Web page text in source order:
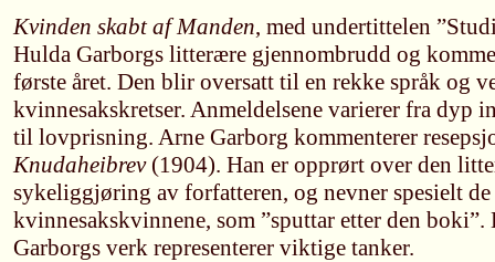
Kvinden skabt af Manden, med undertittelen
Hulda Garborgs litterære gjennombrudd og
første året. Den blir oversatt til en rekke språk og
kvinnesakskretser. Anmeldelsene varierer fra dyp
til lovprisning. Arne Garborg kommenterer
Knudaheibrev(1904). Han er opprørt over den
sykeliggjøring av forfatteren, og nevner spesielt de
kvinnesakskvinnene, som ”sputtar etter den boki”.
Garborgs verk representerer viktige tanker.